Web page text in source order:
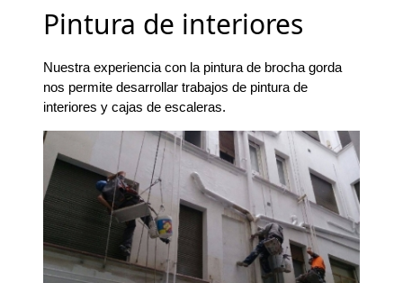
Pintura de interiores
Nuestra experiencia con la pintura de brocha gorda
nos permite desarrollar trabajos de pintura de
interiores y cajas de escaleras.